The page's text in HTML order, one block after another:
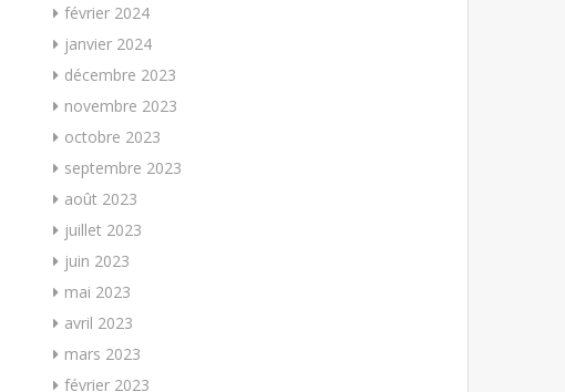
février 2024
janvier 2024
décembre 2023
novembre 2023
octobre 2023
septembre 2023
août 2023
juillet 2023
juin 2023
mai 2023
avril 2023
mars 2023
février 2023